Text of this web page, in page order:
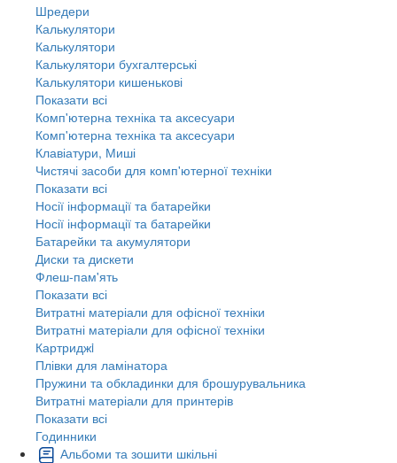
Шредери
Калькулятори
Калькулятори
Калькулятори бухгалтерські
Калькулятори кишенькові
Показати всі
Комп'ютерна техніка та аксесуари
Комп'ютерна техніка та аксесуари
Клавіатури, Миші
Чистячі засоби для комп'ютерної техніки
Показати всі
Носії інформації та батарейки
Носії інформації та батарейки
Батарейки та акумулятори
Диски та дискети
Флеш-пам'ять
Показати всі
Витратні матеріали для офісної техніки
Витратні матеріали для офісної техніки
Картриджi
Плівки для ламінатора
Пружини та обкладинки для брошурувальника
Витратні матеріали для принтерів
Показати всі
Годинники
Альбоми та зошити шкільні